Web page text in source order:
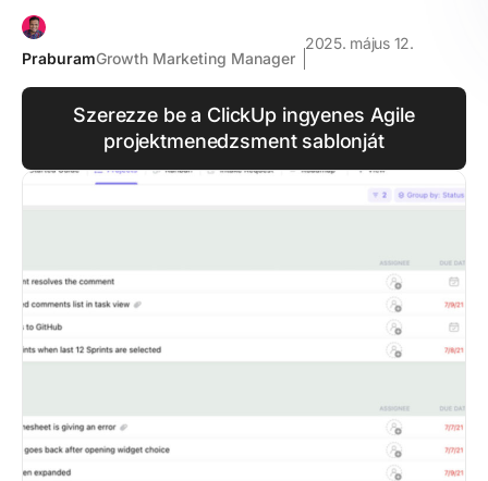
PraburamGrowth Marketing Manager
2025. május 12.
Szerezze be a ClickUp ingyenes Agile
projektmenedzsment sablonját